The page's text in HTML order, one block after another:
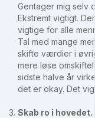
Gentager mig selv
Ekstremt vigtigt.
vigtige for alle
Tal med mange
skifte værdier i
mere løse
sidste halve år
det er okay. Det
Skab ro i hovedet.